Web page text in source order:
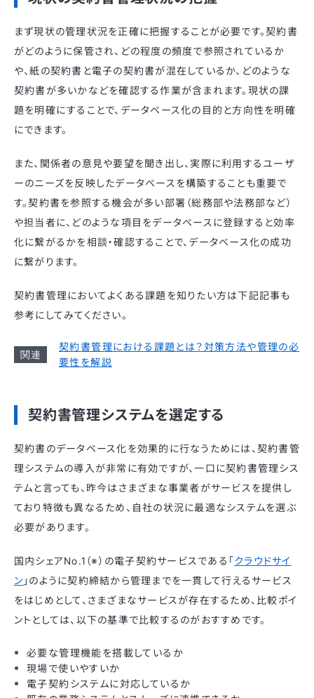
まず現状の管理状況を正確に把握することが必要です。契約書
がどのように保管され、どの程度の頻度で参照されているか
や、紙の契約書と電子の契約書が混在しているか、どのような
契約書が多いかなどを確認する作業が含まれます。現状の課
題を明確にすることで、データベース化の目的と方向性を明確
にできます。
また、関係者の意見や要望を聞き出し、実際に利用するユーザ
ーのニーズを反映したデータベースを構築することも重要で
す。契約書を参照する機会が多い部署（総務部や法務部など）
や担当者に、どのような項目をデータベースに登録すると効率
化に繋がるかを相談・確認することで、データベース化の成功
に繋がります。
契約書管理においてよくある課題を知りたい方は下記記事も
参考にしてみてください。
契約書管理における課題とは？対策方法や管理の必
要性を解説
契約書管理システムを選定する
契約書のデータベース化を効果的に行なうためには、契約書管
理システムの導入が非常に有効ですが、一口に契約書管理シス
テムと言っても、昨今はさまざまな事業者がサービスを提供し
ており特徴も異なるため、自社の状況に最適なシステムを選ぶ
必要があります。
国内シェアNo.1（※）の電子契約サービスである「クラウドサイ
ン 」のように契約締結から管理までを一貫して行えるサービス
をはじめとして、さまざまなサービスが存在するため、比較ポイ
ントとしては、以下の基準で比較するのがおすすめです。
必要な管理機能を搭載しているか
現場で使いやすいか
電子契約システムに対応しているか